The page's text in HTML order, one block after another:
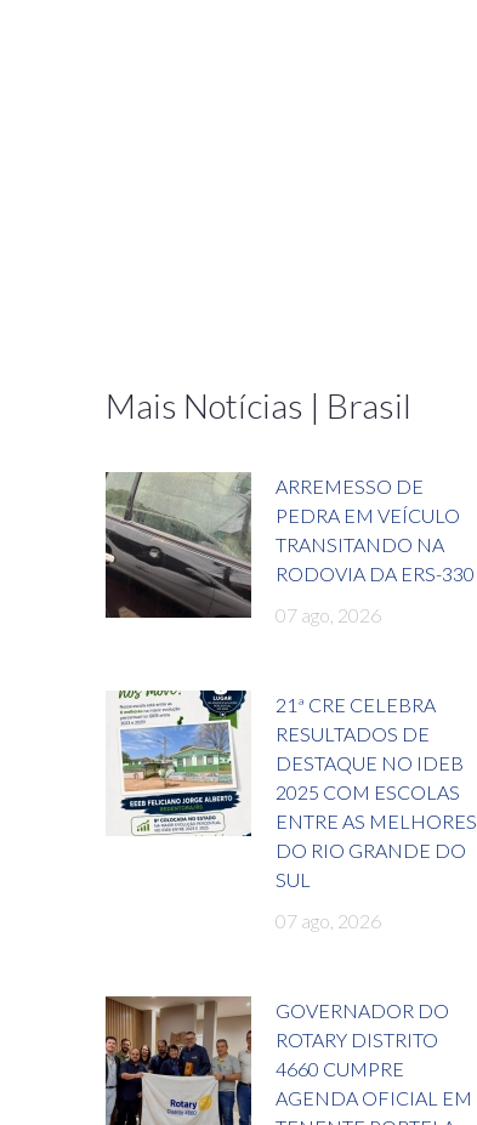
Mais Notícias | Brasil
ARREMESSO DE
PEDRA EM VEÍCULO
TRANSITANDO NA
RODOVIA DA ERS-330
07 ago, 2026
21ª CRE CELEBRA
RESULTADOS DE
DESTAQUE NO IDEB
2025 COM ESCOLAS
ENTRE AS MELHORES
DO RIO GRANDE DO
SUL
07 ago, 2026
GOVERNADOR DO
ROTARY DISTRITO
4660 CUMPRE
AGENDA OFICIAL EM